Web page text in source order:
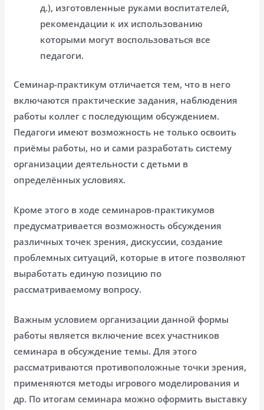
д.), изготовленные руками воспитателей,
рекомендации к их использованию
которыми могут воспользоваться все
педагоги.
Семинар-практикум отличается тем, что в него
включаются практические задания, наблюдения
работы коллег с последующим обсуждением.
Педагоги имеют возможность не только освоить
приёмы работы, но и сами разработать систему
организации деятельности с детьми в
определённых условиях.
Кроме этого в ходе семинаров-практикумов
предусматривается возможность обсуждения
различных точек зрения, дискуссии, создание
проблемных ситуаций, которые в итоге позволяют
выработать единую позицию по
рассматриваемому вопросу.
Важным условием организации данной формы
работы является включение всех участников
семинара в обсуждение темы. Для этого
рассматриваются противоположные точки зрения,
применяются методы игрового моделирования и
др. По итогам семинара можно оформить выставку